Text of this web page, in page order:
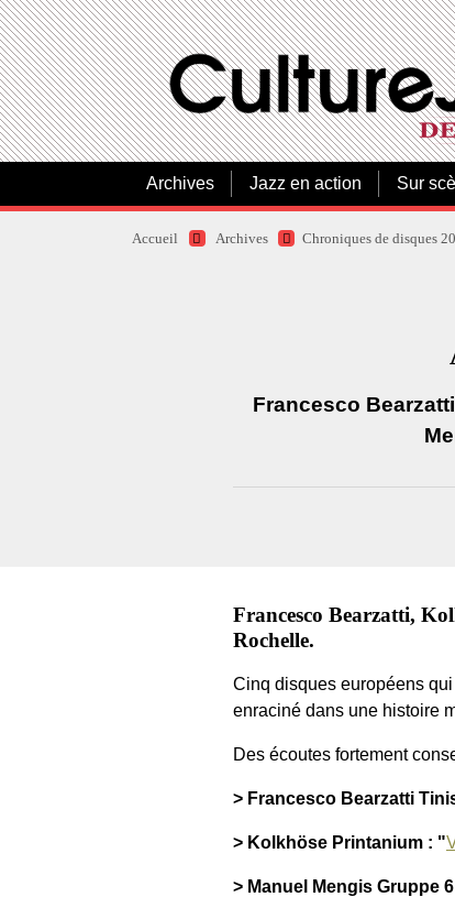
Archives Jazz en action Sur
Accueil Archives Chroniques de disques
Francesco
Francesco Bearzatti,
Rochelle.
Cinq disques européens
enraciné dans une histoire
Des écoutes fortement
> Francesco Bearzatti
> Kolkhöse Printanium : "
> Manuel Mengis Gruppe